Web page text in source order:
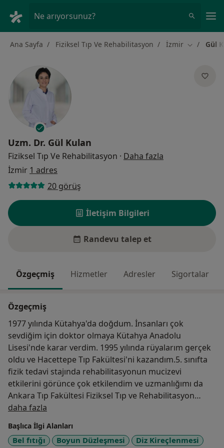
Ne arıyorsunuz?
Ana Sayfa Fiziksel Tıp Ve Rehabilitasyon İzmir ŞehirGül
Uzm. Dr. Gül Kulan
Fiziksel Tıp Ve Rehabilitasyon · Daha fazla
İzmir 1 adres
20 görüş
İletişim Bilgileri
Randevu talep et
Özgeçmiş Hizmetler Adresler Sigortalar
Özgeçmiş
1977 yılında Kütahya'da doğdum. İnsanları çok
sevdiğim için doktor olmaya Kütahya Anadolu
Lisesi'nde karar verdim. 1995 yılında rüyalarım gerçek
oldu ve Hacettepe Tıp Fakültesi'ni kazandım.5. sınıfta
fizik tedavi stajında rehabilitasyonun mucizevi
etkilerini görünce çok etkilendim ve uzmanlığımı da
Ankara Tıp Fakültesi Fiziksel Tıp ve Rehabilitasyon
Anabilim Dalı'nda yaptım. 2006-2007 yılında
Adıyaman'ın Besni Devlet Hastanesi'nde mecburi
hizmetimi tamamladım. Daha sonra 4 yıl keyifle Gediz
Devlet Hastanesi'nde çalıştım ve oradan da
daha fazla
Başlıca İlgi Alanları
Bel fıtığı Boyun Düzleşmesi
Diz Kireçlenmesi